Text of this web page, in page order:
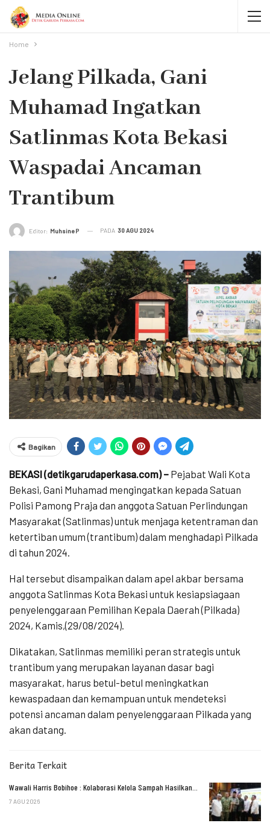
Home
Jelang Pilkada, Gani
Muhamad Ingatkan
Satlinmas Kota Bekasi
Waspadai Ancaman
Trantibum
Editor: Muhsine P PADA 30 AGU 2024
Bagikan
BEKASI (detikgarudaperkasa.com) – Pejabat Wali Kota
Bekasi, Gani Muhamad mengingatkan kepada Satuan
Polisi Pamong Praja dan anggota Satuan Perlindungan
Masyarakat (Satlinmas) untuk menjaga ketentraman dan
ketertiban umum (trantibum) dalam menghadapi Pilkada
di tahun 2024.
Hal tersebut disampaikan dalam apel akbar bersama
anggota Satlinmas Kota Bekasi untuk kesiapsiagaan
penyelenggaraan Pemilihan Kepala Daerah (Pilkada)
2024, Kamis,(29/08/2024).
Dikatakan, Satlinmas memiliki peran strategis untuk
trantibum yang merupakan layanan dasar bagi
masyarakat, harus betul-betul meningkatkan
kewaspadaan dan kemampuan untuk mendeteksi
potensi ancaman dalam penyelenggaraan Pilkada yang
akan datang.
Berita Terkait
Wawali Harris Bobihoe : Kolaborasi Kelola Sampah Hasilkan…
7 AGU 2026